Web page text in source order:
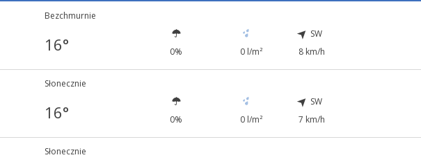
Bezchmurnie
16° 0% 0 l/m²
SW
8 km/h
Słonecznie
16° 0% 0 l/m²
SW
7 km/h
Słonecznie